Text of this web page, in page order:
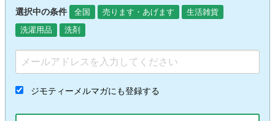
選択中の条件 全国 売ります・あげます
生活雑貨
洗濯用品
洗剤
ジモティーメルマガにも登録する